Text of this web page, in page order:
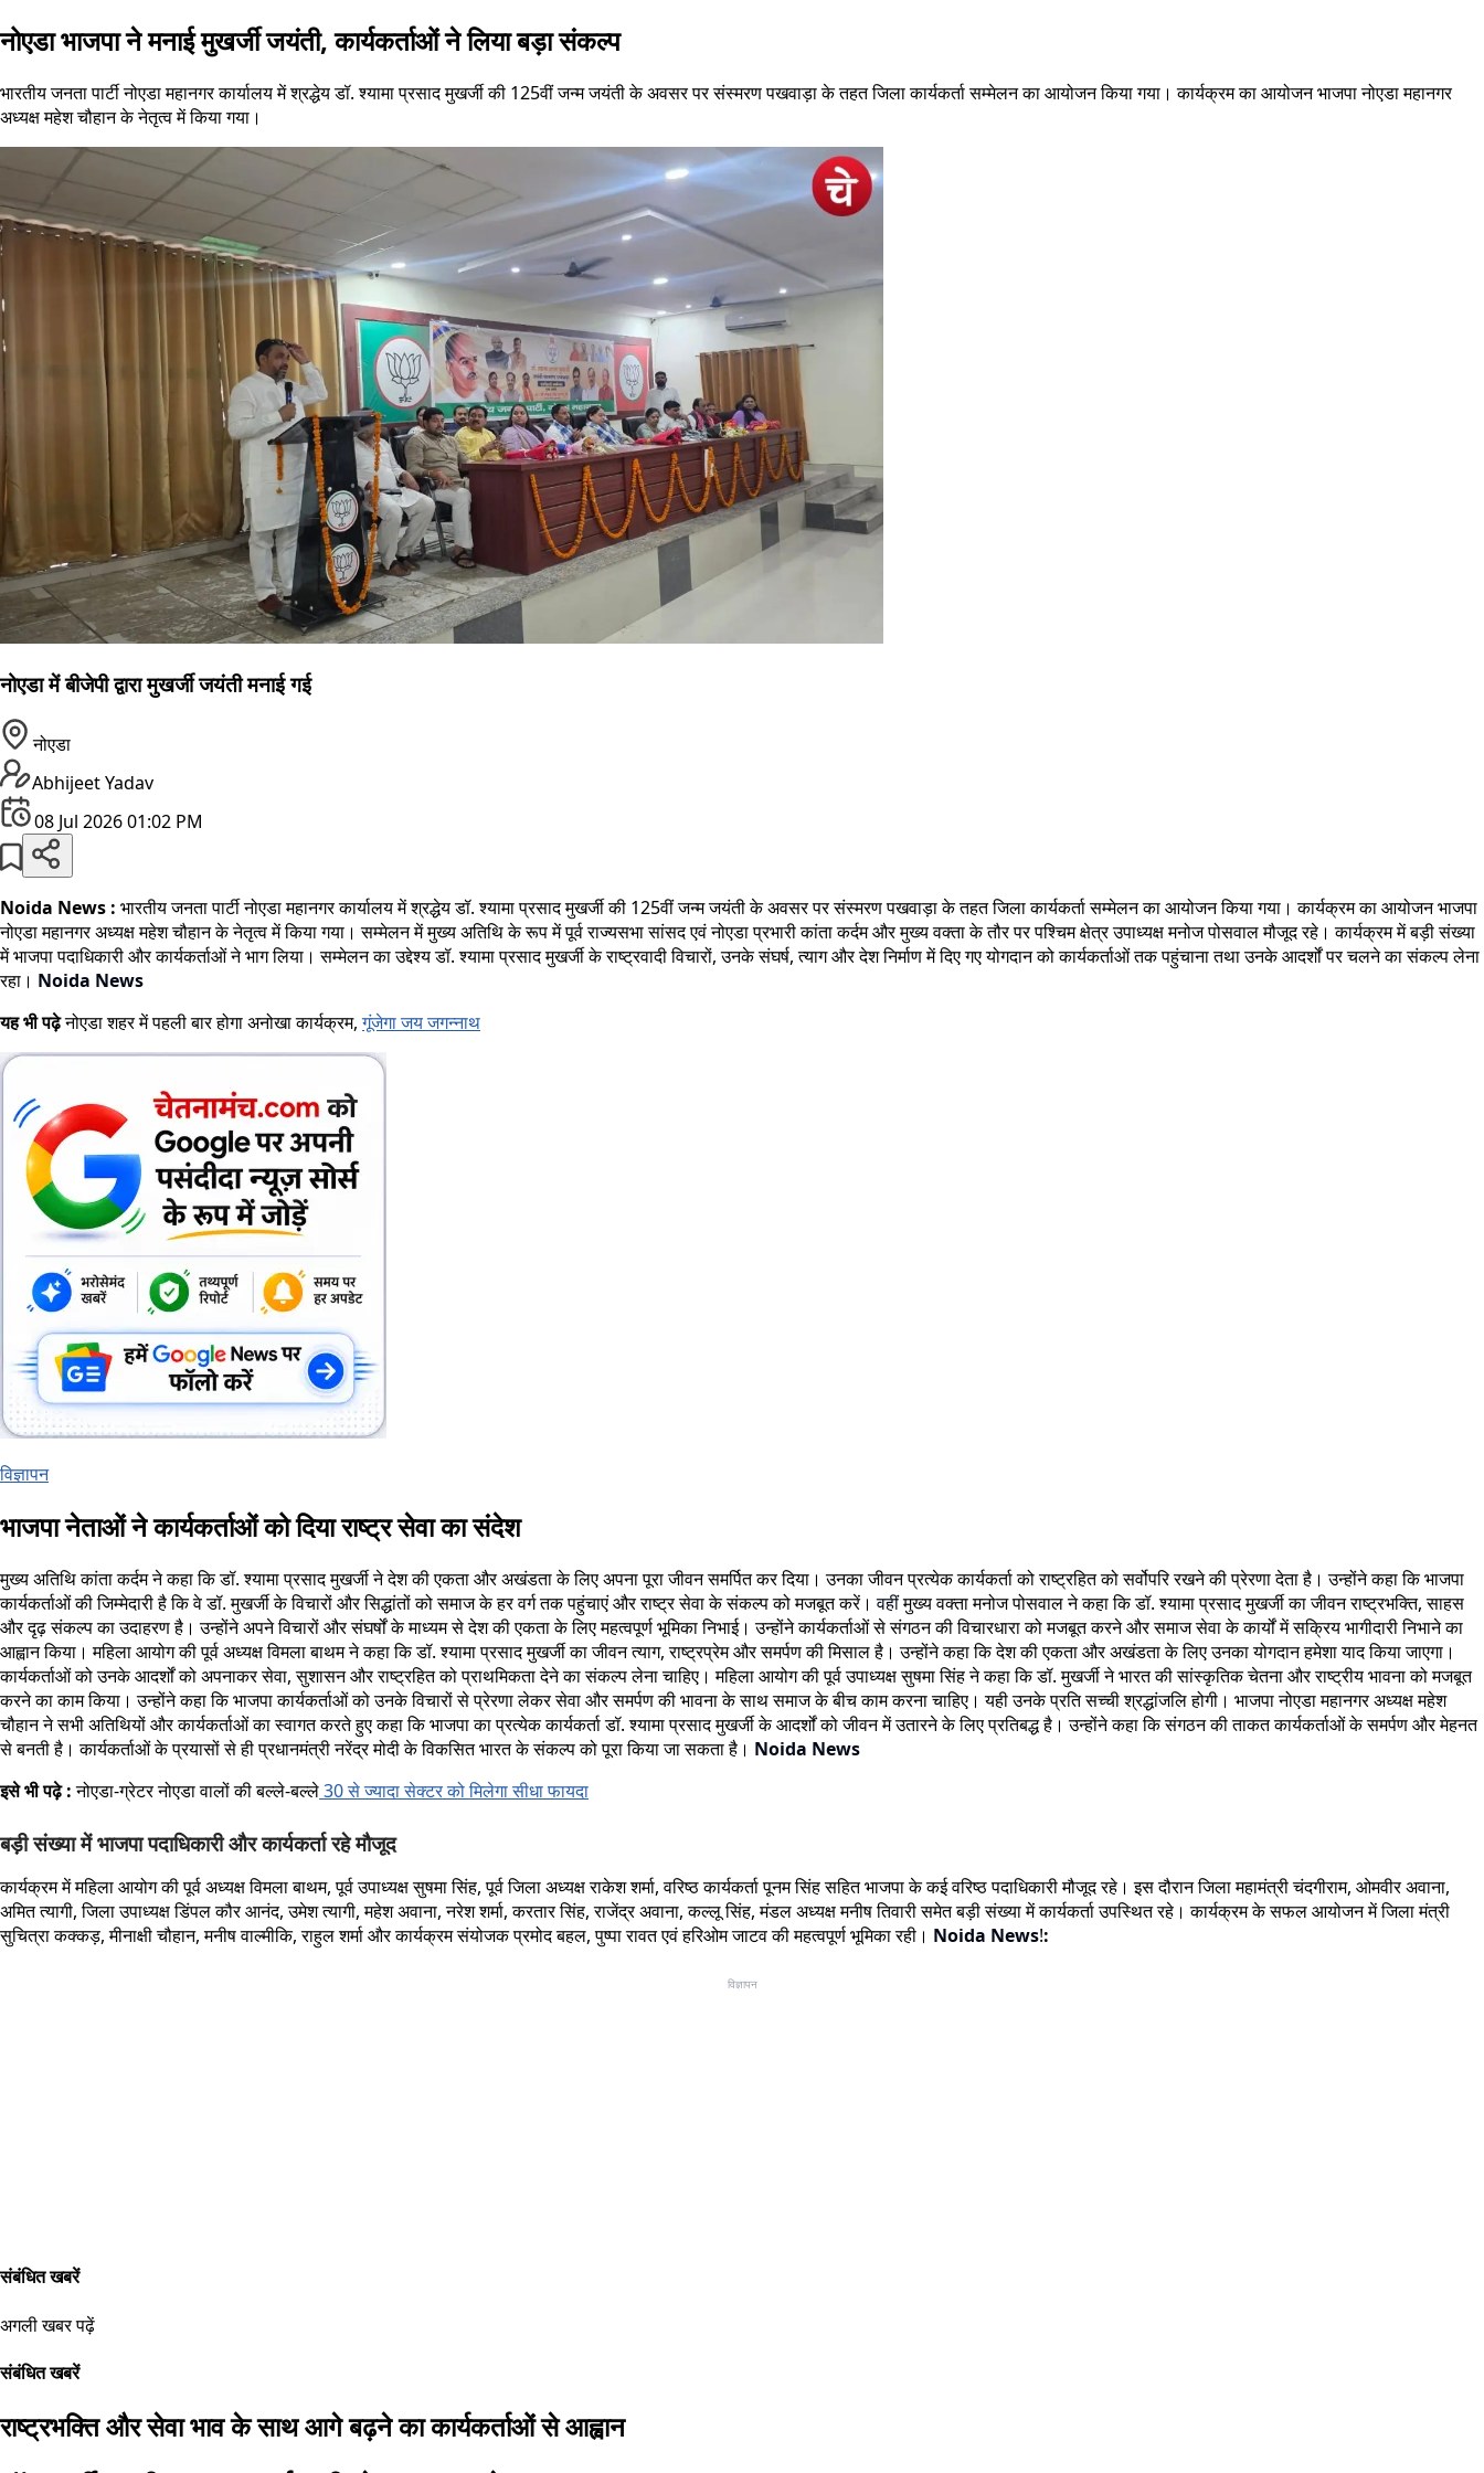
नोएडा भाजपा ने मनाई मुखर्जी जयंती, कार्यकर्ताओं ने लिया बड़ा संकल्प
भारतीय जनता पार्टी नोएडा महानगर कार्यालय में श्रद्धेय डॉ. श्यामा प्रसाद मुखर्जी की 125वीं जन्म जयंती के अवसर पर संस्मरण पखवाड़ा के तहत जिला कार्यकर्ता सम्मेलन का आयोजन किया गया। कार्यक्रम का आयोजन भाजपा नोएडा महानगर
अध्यक्ष महेश चौहान के नेतृत्व में किया गया।
नोएडा में बीजेपी द्वारा मुखर्जी जयंती मनाई गई
नोएडा
Abhijeet Yadav
08 Jul 2026 01:02 PM
Noida News : भारतीय जनता पार्टी नोएडा महानगर कार्यालय में श्रद्धेय डॉ. श्यामा प्रसाद मुखर्जी की 125वीं जन्म जयंती के अवसर पर संस्मरण पखवाड़ा के तहत जिला कार्यकर्ता सम्मेलन का आयोजन किया गया। कार्यक्रम का आयोजन भाजपा
नोएडा महानगर अध्यक्ष महेश चौहान के नेतृत्व में किया गया। सम्मेलन में मुख्य अतिथि के रूप में पूर्व राज्यसभा सांसद एवं नोएडा प्रभारी कांता कर्दम और मुख्य वक्ता के तौर पर पश्चिम क्षेत्र उपाध्यक्ष मनोज पोसवाल मौजूद रहे। कार्यक्रम में बड़ी संख्या
में भाजपा पदाधिकारी और कार्यकर्ताओं ने भाग लिया। सम्मेलन का उद्देश्य डॉ. श्यामा प्रसाद मुखर्जी के राष्ट्रवादी विचारों, उनके संघर्ष, त्याग और देश निर्माण में दिए गए योगदान को कार्यकर्ताओं तक पहुंचाना तथा उनके आदर्शों पर चलने का संकल्प लेना
रहा। Noida News
यह भी पढ़ेनोएडा शहर में पहली बार होगा अनोखा कार्यक्रम,गूंजेगा जय जगन्नाथ
विज्ञापन
भाजपा नेताओं ने कार्यकर्ताओं को दिया राष्ट्र सेवा का संदेश
मुख्य अतिथि कांता कर्दम ने कहा कि डॉ. श्यामा प्रसाद मुखर्जी ने देश की एकता और अखंडता के लिए अपना पूरा जीवन समर्पित कर दिया। उनका जीवन प्रत्येक कार्यकर्ता को राष्ट्रहित को सर्वोपरि रखने की प्रेरणा देता है। उन्होंने कहा कि भाजपा
कार्यकर्ताओं की जिम्मेदारी है कि वे डॉ. मुखर्जी के विचारों और सिद्धांतों को समाज के हर वर्ग तक पहुंचाएं और राष्ट्र सेवा के संकल्प को मजबूत करें।वहींमुख्य वक्ता मनोज पोसवाल ने कहा कि डॉ. श्यामा प्रसाद मुखर्जी का जीवन राष्ट्रभक्ति, साहस
और दृढ़ संकल्प का उदाहरण है। उन्होंने अपने विचारों और संघर्षों के माध्यम से देश की एकता के लिए महत्वपूर्ण भूमिका निभाई। उन्होंने कार्यकर्ताओं से संगठन की विचारधारा को मजबूत करने और समाज सेवा के कार्यों में सक्रिय भागीदारी निभाने का
आह्वान किया। महिला आयोग की पूर्व अध्यक्ष विमला बाथम ने कहा कि डॉ. श्यामा प्रसाद मुखर्जी का जीवन त्याग, राष्ट्रप्रेम और समर्पण की मिसाल है। उन्होंने कहा कि देश की एकता और अखंडता के लिए उनका योगदान हमेशा याद किया जाएगा।
कार्यकर्ताओं को उनके आदर्शों को अपनाकर सेवा, सुशासन और राष्ट्रहित को प्राथमिकता देने का संकल्प लेना चाहिए। महिला आयोग की पूर्व उपाध्यक्ष सुषमा सिंह ने कहा कि डॉ. मुखर्जी ने भारत की सांस्कृतिक चेतना और राष्ट्रीय भावना को मजबूत
करने का काम किया। उन्होंने कहा कि भाजपा कार्यकर्ताओं को उनके विचारों से प्रेरणा लेकर सेवा और समर्पण की भावना के साथ समाज के बीच काम करना चाहिए। यही उनके प्रति सच्ची श्रद्धांजलि होगी। भाजपा नोएडा महानगर अध्यक्ष महेश
चौहान ने सभी अतिथियों और कार्यकर्ताओं का स्वागत करते हुए कहा कि भाजपा का प्रत्येक कार्यकर्ता डॉ. श्यामा प्रसाद मुखर्जी के आदर्शों को जीवन में उतारने के लिए प्रतिबद्ध है। उन्होंने कहा कि संगठन की ताकत कार्यकर्ताओं के समर्पण और मेहनत
से बनती है। कार्यकर्ताओं के प्रयासों से ही प्रधानमंत्री नरेंद्र मोदी के विकसित भारत के संकल्प को पूरा किया जा सकता है। Noida News
इसे भी पढ़े :नोएडा-ग्रेटर नोएडा वालों की बल्ले-बल्ले30 से ज्यादा सेक्टर को मिलेगा सीधा फायदा
बड़ी संख्या में भाजपा पदाधिकारी और कार्यकर्ता रहे मौजूद
कार्यक्रम में महिला आयोग की पूर्व अध्यक्ष विमला बाथम, पूर्व उपाध्यक्ष सुषमा सिंह, पूर्व जिला अध्यक्ष राकेश शर्मा, वरिष्ठ कार्यकर्ता पूनम सिंह सहित भाजपा के कई वरिष्ठ पदाधिकारी मौजूद रहे। इस दौरान जिला महामंत्री चंदगीराम, ओमवीर अवाना,
अमित त्यागी, जिला उपाध्यक्ष डिंपल कौर आनंद, उमेश त्यागी, महेश अवाना, नरेश शर्मा, करतार सिंह, राजेंद्र अवाना, कल्लू सिंह, मंडल अध्यक्ष मनीष तिवारी समेत बड़ी संख्या में कार्यकर्ता उपस्थित रहे। कार्यक्रम के सफल आयोजन में जिला मंत्री
सुचित्रा कक्कड़, मीनाक्षी चौहान, मनीष वाल्मीकि, राहुल शर्मा और कार्यक्रम संयोजक प्रमोद बहल, पुष्पा रावत एवं हरिओम जाटव की महत्वपूर्ण भूमिका रही। Noida News!:
विज्ञापन
संबंधित खबरें
अगली खबर पढ़ें
संबंधित खबरें
राष्ट्रभक्ति और सेवा भाव के साथ आगे बढ़ने का कार्यकर्ताओं से आह्वान